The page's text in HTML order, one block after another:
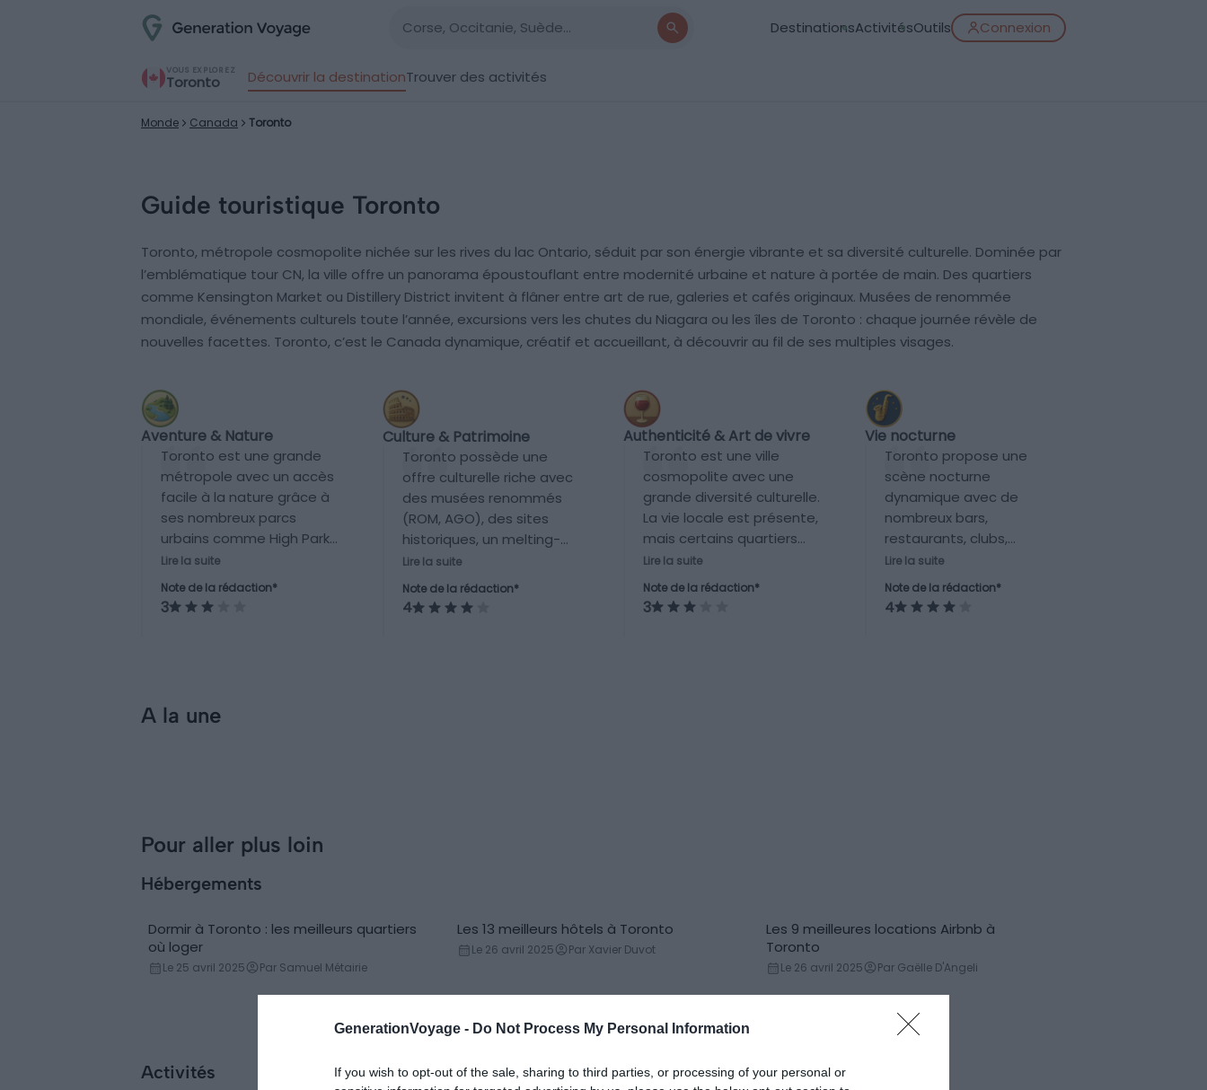
GenerationVoyage - Do Not Process My Personal Information
If you wish to opt-out of the sale, sharing to third parties, or processing of your personal or
DestinationsActivitésOutils Connexion
VOUS EXPLOREZ
Toronto Découvrir la destinationTrouver des activités
Monde Canada Toronto
Guide touristique Toronto
Toronto, métropole cosmopolite nichée sur les rives du lac Ontario, séduit par son énergie vibrante et sa diversité culturelle. Dominée par
l’emblématique tour CN, la ville offre un panorama époustouflant entre modernité urbaine et nature à portée de main. Des quartiers
comme Kensington Market ou Distillery District invitent à flâner entre art de rue, galeries et cafés originaux. Musées de renommée
mondiale, événements culturels toute l’année, excursions vers les chutes du Niagara ou les îles de Toronto : chaque journée révèle de
nouvelles facettes. Toronto, c’est le Canada dynamique, créatif et accueillant, à découvrir au fil de ses multiples visages.
Aventure & Nature
Toronto est une grande
métropole avec un accès
facile à la nature grâce à
ses nombreux parcs
urbains comme High Park
et les îles de Toronto. Des
excursions vers les chutes
du Niagara ou le parc
ville.
Lire la suite
Note de la rédaction*
3
Culture & Patrimoine
Toronto possède une
offre culturelle riche avec
des musées renommés
(ROM, AGO), des sites
historiques, un melting-
pot architectural, et une
scène artistique
contemporaine vivante.
Lire la suite
Note de la rédaction*
4
Authenticité & Art de vivre
Toronto est une ville
cosmopolite avec une
grande diversité culturelle.
La vie locale est présente,
mais certains quartiers
sont très axés sur le
tourisme. L’expérience
locale peut être
Lire la suite
Note de la rédaction*
3
Vie nocturne
Toronto propose une
scène nocturne
dynamique avec de
nombreux bars,
restaurants, clubs,
concerts et événements.
Des quartiers comme
Queen West ou
Lire la suite
Note de la rédaction*
4
A la une
faire
Pour aller plus loin
Hébergements
Conseils logement
Dormir à Toronto : les meilleurs quartiers
où loger
Le 25 avril 2025 Par Samuel Métairie
Hôtels
Les 13 meilleurs hôtels à Toronto
Le 26 avril 2025 Par Xavier Duvot Locations de vacances
Les 9 meilleures locations Airbnb à
Toronto
Le 26 avril 2025 Par Gaëlle D'Angeli
Activités